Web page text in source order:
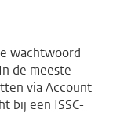
wachtwoord
de meeste
via Account
bij een ISSC-